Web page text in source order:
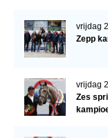
vrijdag
Zepp
vrijdag
Zes